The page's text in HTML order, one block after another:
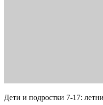
Дети и подростки 7-17: